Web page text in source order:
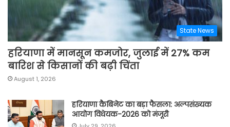
State News
हरियाणा में मानसून कमजोर, जुलाई में 27% कम
बारिश से किसानों की बढ़ी चिंता
August 1, 2026
हरियाणा कैबिनेट का बड़ा फैसला: अल्पसंख्यक
आयोग विधेयक-2026 को मंजूरी